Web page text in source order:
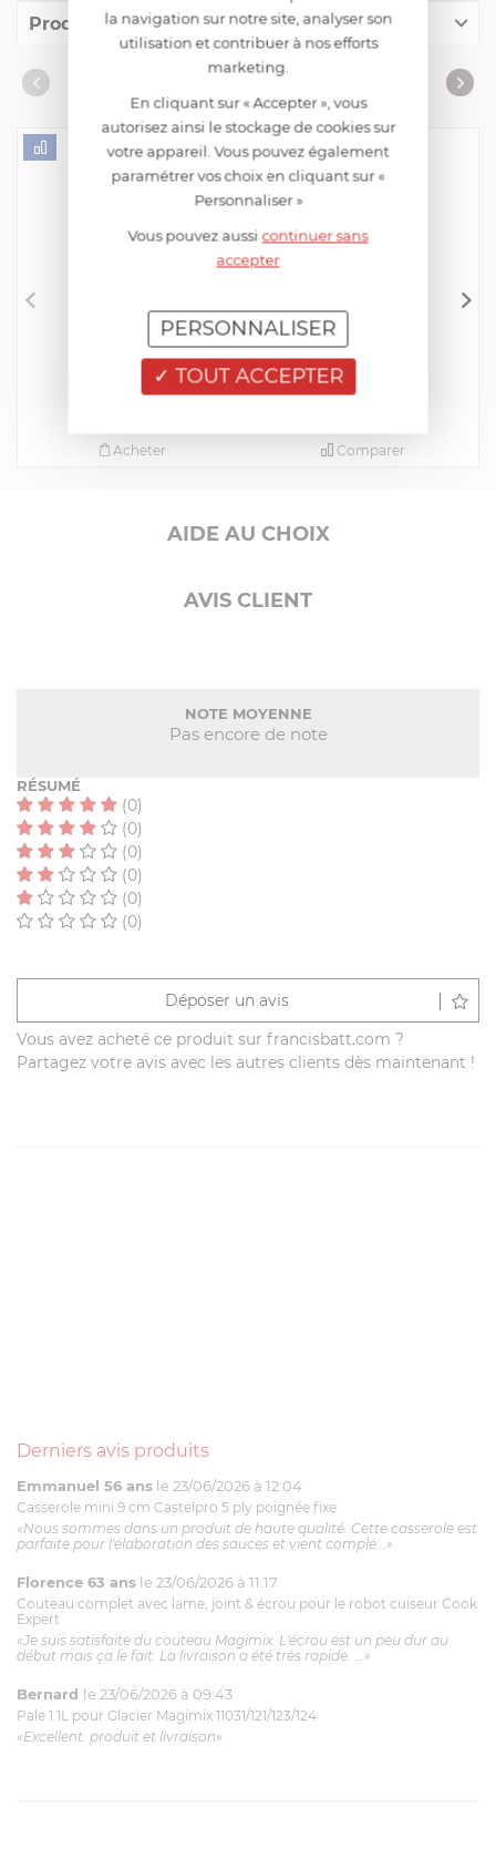
Produits conseillés
Consommables complémentaires
Livres de cuisine
PRODUITS CONSEILLÉS
CRISTEL
Presse Purée
EN STOCK - ENVOI SOUS 24/48H
Comparer
Acheter
AIDE AU CHOIX
AVIS CLIENT
NOTE MOYENNE
Pas encore de note
RÉSUMÉ
(0)
(0)
(0)
(0)
(0)
(0)
Déposer un avis
Vous avez acheté ce produit sur francisbatt.com ?
Partagez votre avis avec les autres clients dès maintenant !
Derniers avis produits
Emmanuel 56 ans le 23/06/2026 à 12:04
Casserole mini 9 cm Castelpro 5 ply poignée fixe
«Nous sommes dans un produit de haute qualité. Cette casserole est
parfaite pour l'élaboration des sauces et vient complé...»
Florence 63 ans le 23/06/2026 à 11:17
Couteau complet avec lame, joint & écrou pour le robot cuiseur Cook
Expert
«Je suis satisfaite du couteau Magimix. L'écrou est un peu dur au
début mais ça le fait. La livraison a été très rapide. ...»
Bernard le 23/06/2026 à 09:43
Pale 1.1L pour Glacier Magimix 11031/121/123/124
«Excellent: produit et livraison»
la navigation sur notre site, analyser son
utilisation et contribuer à nos efforts
marketing.
En cliquant sur « Accepter », vous
autorisez ainsi le stockage de cookies sur
votre appareil. Vous pouvez également
paramétrer vos choix en cliquant sur «
Personnaliser »
Vous pouvez aussicontinuer sans
accepter
TOUT ACCEPTER
PERSONNALISER